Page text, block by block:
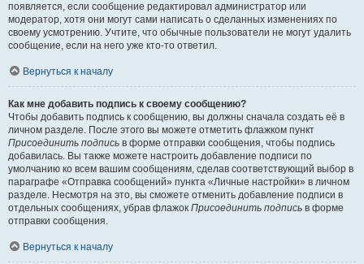
появляется, если сообщение редактировал администратор или
модератор, хотя они могут сами написать о сделанных изменениях по
своему усмотрению. Учтите, что обычные пользователи не могут удалить
сообщение, если на него уже кто-то ответил.
Вернуться к началу
Как мне добавить подпись к своему сообщению?
Чтобы добавить подпись к сообщению, вы должны сначала создать её в
личном разделе. После этого вы можете отметить флажком пункт
Присоединить подпись в форме отправки сообщения, чтобы подпись
добавилась. Вы также можете настроить добавление подписи по
умолчанию ко всем вашим сообщениям, сделав соответствующий выбор в
параграфе «Отправка сообщений» пункта «Личные настройки» в личном
разделе. Несмотря на это, вы сможете отменить добавление подписи в
отдельных сообщениях, убрав флажок Присоединить подпись в форме
отправки сообщения.
Вернуться к началу